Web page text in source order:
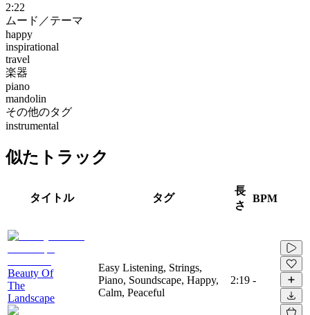
2:22
ムード／テーマ
happy
inspirational
travel
楽器
piano
mandolin
その他のタグ
instrumental
似たトラック
タイトル タグ
長
さ
BPM
Beauty Of
The
Landscape
Easy Listening, Strings,
Piano, Soundscape, Happy,
Calm, Peaceful
2:19 -